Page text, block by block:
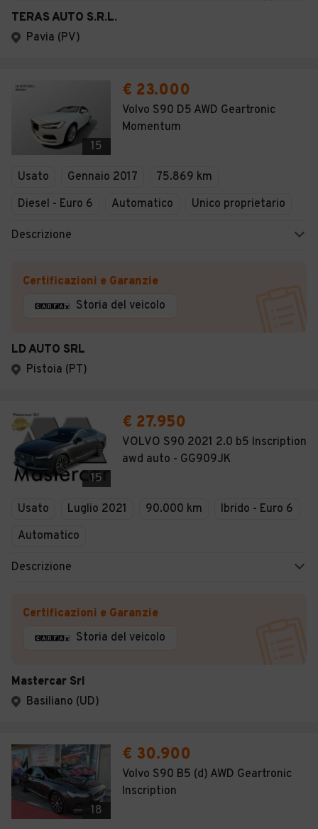
TERAS AUTO S.R.L.
Pavia (PV)
15
€ 23.000
Volvo S90 D5 AWD Geartronic
Momentum
Usato Gennaio 2017
75.869 km
Diesel - Euro 6
Automatico Unico proprietario
Descrizione
Certificazioni e Garanzie
Storia del veicolo
LD AUTO SRL
Pistoia (PT)
15
€ 27.950
VOLVO S90 2021 2.0 b5 Inscription
awd auto - GG909JK
Usato Luglio 2021 90.000 km
Ibrido - Euro 6
Automatico
Descrizione
Certificazioni e Garanzie
Storia del veicolo
Mastercar Srl
Basiliano (UD)
18
€ 30.900
Volvo S90 B5 (d) AWD Geartronic
Inscription